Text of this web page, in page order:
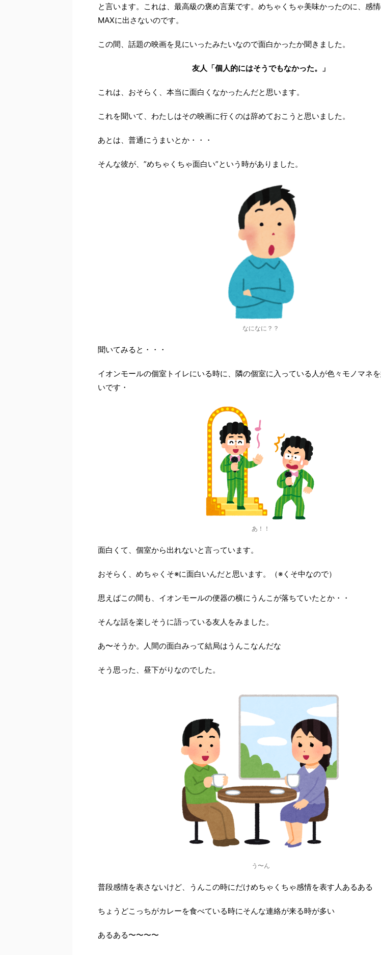
と言います。これは、最高級の褒め言葉です。めちゃくちゃ美味かったのに、感
MAXに出さないのです。
この間、話題の映画を見にいったみたいなので面白かったか聞きました。
友人「個人的にはそうでもなかった。」
これは、おそらく、本当に面白くなかったんだと思います。
これを聞いて、わたしはその映画に行くのは辞めておこうと思いました。
あとは、普通にうまいとか・・・
そんな彼が、”めちゃくちゃ面白い”という時がありました。
なになに？？
聞いてみると・・・
イオンモールの個室トイレにいる時に、隣の個室に入っている人が色々モノマネ
いです・
あ！！
面白くて、個室から出れないと言っています。
おそらく、めちゃくそ※に面白いんだと思います。（※くそ中なので）
思えばこの間も、イオンモールの便器の横にうんこが落ちていたとか・・
そんな話を楽しそうに語っている友人をみました。
あ〜そうか。人間の面白みって結局はうんこなんだな
そう思った、昼下がりなのでした。
う〜ん
普段感情を表さないけど、うんこの時にだけめちゃくちゃ感情を表す人あるある
ちょうどこっちがカレーを食べている時にそんな連絡が来る時が多い
あるある〜〜〜〜